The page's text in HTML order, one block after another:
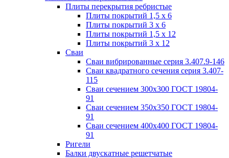
Плиты перекрытия ребристые
Плиты покрытий 1,5 x 6
Плиты покрытий 3 x 6
Плиты покрытий 1,5 x 12
Плиты покрытий 3 x 12
Сваи
Сваи вибрированные серия 3.407.9-146
Сваи квадратного сечения серия 3.407-
115
Сваи сечением 300х300 ГОСТ 19804-
91
Сваи сечением 350х350 ГОСТ 19804-
91
Сваи сечением 400х400 ГОСТ 19804-
91
Ригели
Балки двускатные решетчатые